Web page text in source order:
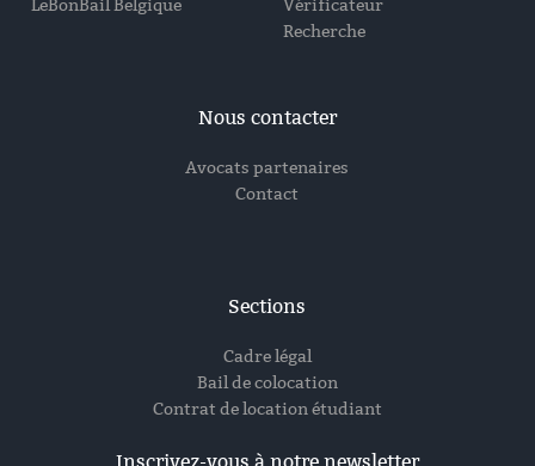
LeBonBail Belgique
Vérificateur
Recherche
Nous contacter
Avocats partenaires
Contact
Sections
Cadre légal
Bail de colocation
Contrat de location étudiant